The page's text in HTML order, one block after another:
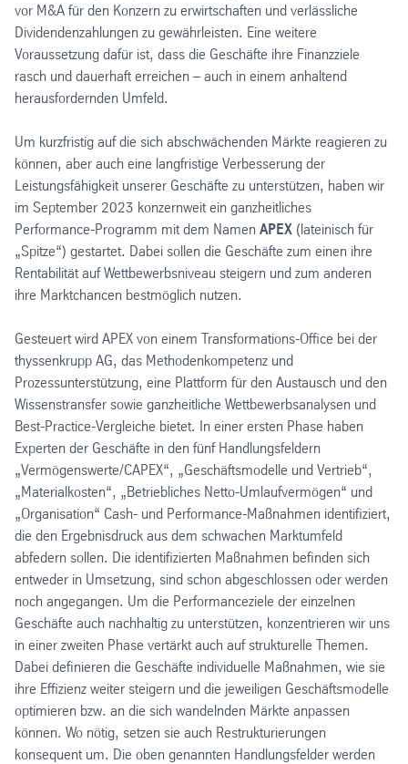
vor M&A für den Konzern zu erwirtschaften und verlässliche
Dividendenzahlungen zu gewährleisten. Eine weitere
Voraussetzung dafür ist, dass die Geschäfte ihre Finanzziele
rasch und dauerhaft erreichen – auch in einem anhaltend
herausfordernden Umfeld.
Um kurzfristig auf die sich abschwächenden Märkte reagieren zu
können, aber auch eine langfristige Verbesserung der
Leistungsfähigkeit unserer Geschäfte zu unterstützen, haben wir
im September 2023 konzernweit ein ganzheitliches
Performance-Programm mit dem Namen APEX (lateinisch für
„Spitze“) gestartet. Dabei sollen die Geschäfte zum einen ihre
Rentabilität auf Wettbewerbsniveau steigern und zum anderen
ihre Marktchancen bestmöglich nutzen.
Gesteuert wird APEX von einem Transformations-Office bei der
thyssenkrupp AG, das Methodenkompetenz und
Prozessunterstützung, eine Plattform für den Austausch und den
Wissenstransfer sowie ganzheitliche Wettbewerbsanalysen und
Best-Practice-Vergleiche bietet. In einer ersten Phase haben
Experten der Geschäfte in den fünf Handlungsfeldern
„Vermögenswerte/CAPEX“, „Geschäftsmodelle und Vertrieb“,
„Materialkosten“, „Betriebliches Netto-Umlaufvermögen“ und
„Organisation“ Cash- und Performance-Maßnahmen identifiziert,
die den Ergebnisdruck aus dem schwachen Marktumfeld
abfedern sollen. Die identifizierten Maßnahmen befinden sich
entweder in Umsetzung, sind schon abgeschlossen oder werden
noch angegangen. Um die Performanceziele der einzelnen
Geschäfte auch nachhaltig zu unterstützen, konzentrieren wir uns
in einer zweiten Phase vertärkt auch auf strukturelle Themen.
Dabei definieren die Geschäfte individuelle Maßnahmen, wie sie
ihre Effizienz weiter steigern und die jeweiligen Geschäftsmodelle
optimieren bzw. an die sich wandelnden Märkte anpassen
können. Wo nötig, setzen sie auch Restrukturierungen
konsequent um. Die oben genannten Handlungsfelder werden